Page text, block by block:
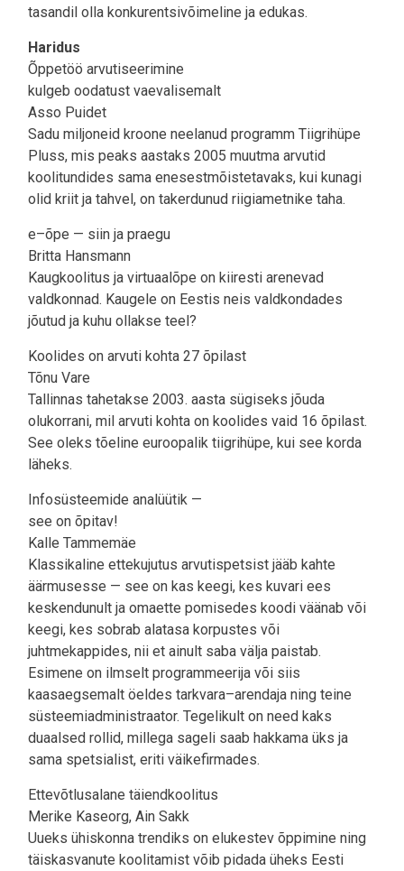
tasandil olla konkurentsivõimeline ja edukas.
Haridus
Õppetöö arvutiseerimine
kulgeb oodatust vaevalisemalt
Asso Puidet
Sadu miljoneid kroone neelanud programm Tiigrihüpe
Pluss, mis peaks aastaks 2005 muutma arvutid
koolitundides sama enesestmõistetavaks, kui kunagi
olid kriit ja tahvel, on takerdunud riigiametnike taha.
e–õpe — siin ja praegu
Britta Hansmann
Kaugkoolitus ja virtuaalõpe on kiiresti arenevad
valdkonnad. Kaugele on Eestis neis valdkondades
jõutud ja kuhu ollakse teel?
Koolides on arvuti kohta 27 õpilast
Tõnu Vare
Tallinnas tahetakse 2003. aasta sügiseks jõuda
olukorrani, mil arvuti kohta on koolides vaid 16 õpilast.
See oleks tõeline euroopalik tiigrihüpe, kui see korda
läheks.
Infosüsteemide analüütik —
see on õpitav!
Kalle Tammemäe
Klassikaline ettekujutus arvutispetsist jääb kahte
äärmusesse — see on kas keegi, kes kuvari ees
keskendunult ja omaette pomisedes koodi väänab või
keegi, kes sobrab alatasa korpustes või
juhtmekappides, nii et ainult saba välja paistab.
Esimene on ilmselt programmeerija või siis
kaasaegsemalt öeldes tarkvara–arendaja ning teine
süsteemiadministraator. Tegelikult on need kaks
duaalsed rollid, millega sageli saab hakkama üks ja
sama spetsialist, eriti väikefirmades.
Ettevõtlusalane täiendkoolitus
Merike Kaseorg, Ain Sakk
Uueks ühiskonna trendiks on elukestev õppimine ning
täiskasvanute koolitamist võib pidada üheks Eesti